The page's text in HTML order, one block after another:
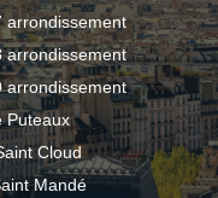
arrondissement
arrondissement
arrondissement
Puteaux
Cloud
Mandé